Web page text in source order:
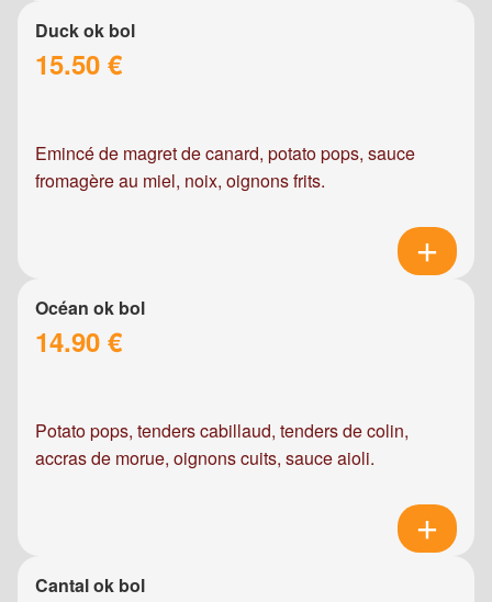
Duck ok bol
15.50 €
Emincé de magret de canard, potato pops, sauce
fromagère au miel, noix, oignons frits.
Océan ok bol
14.90 €
Potato pops, tenders cabillaud, tenders de colin,
accras de morue, oignons cuits, sauce aioli.
Cantal ok bol